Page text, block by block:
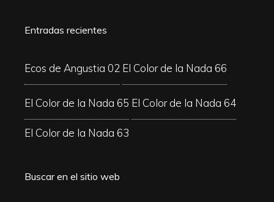
Entradas recientes
Ecos de Angustia 02 El Color de la Nada 66
El Color de la Nada 65 El Color de la Nada 64
El Color de la Nada 63
Buscar en el sitio web